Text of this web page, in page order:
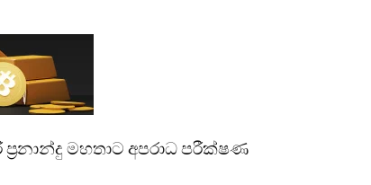
මහතාට අපරාධ පරීක්ෂණ